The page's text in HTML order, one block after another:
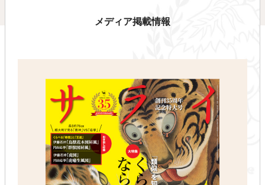
メディア掲載情報